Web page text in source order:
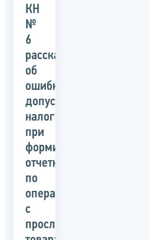
КН
№
6
рассказали
об
ошибках,
допускаемых
налогоплательщиками
при
формировании
отчетности
по
операциям
с
прослеживаемыми